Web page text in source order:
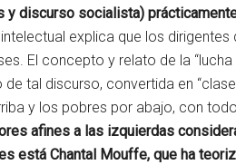
y discurso socialista)
explica que los
El concepto y relato de la
tal discurso, convertida en
y los pobres por abajo, con
afines a las izquierdas
está Chantal Mouffe, que ha